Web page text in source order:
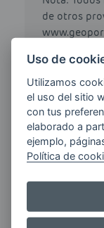
de otros
Uso de
Utilizamos
el uso del sitio
con tus
elaborado a
ejemplo,
Política de